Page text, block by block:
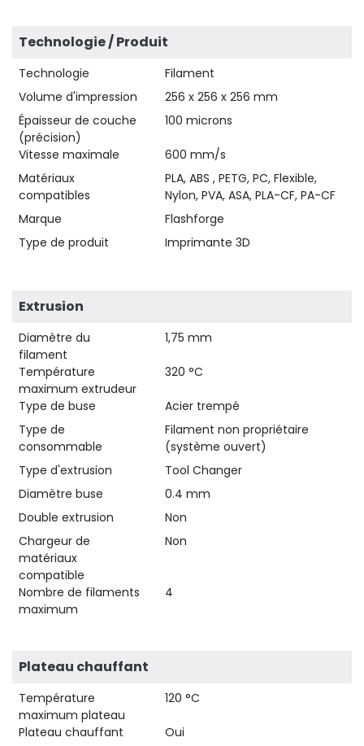
Technologie / Produit
Technologie
Filament
Volume d'impression
256 x 256 x 256 mm
Épaisseur de couche
(précision)
100 microns
Vitesse maximale
600 mm/s
Matériaux
compatibles
PLA, ABS , PETG, PC, Flexible,
Nylon, PVA, ASA, PLA-CF, PA-CF
Marque
Flashforge
Type de produit
Imprimante 3D
Extrusion
Diamètre du
filament
1,75 mm
Température
maximum extrudeur
320 °C
Type de buse
Acier trempé
Type de
consommable
Filament non propriétaire
(système ouvert)
Type d'extrusion
Tool Changer
Diamètre buse
0.4 mm
Double extrusion
Non
Chargeur de
matériaux
compatible
Non
Nombre de filaments
maximum
4
Plateau chauffant
Température
maximum plateau
120 °C
Plateau chauffant
Oui